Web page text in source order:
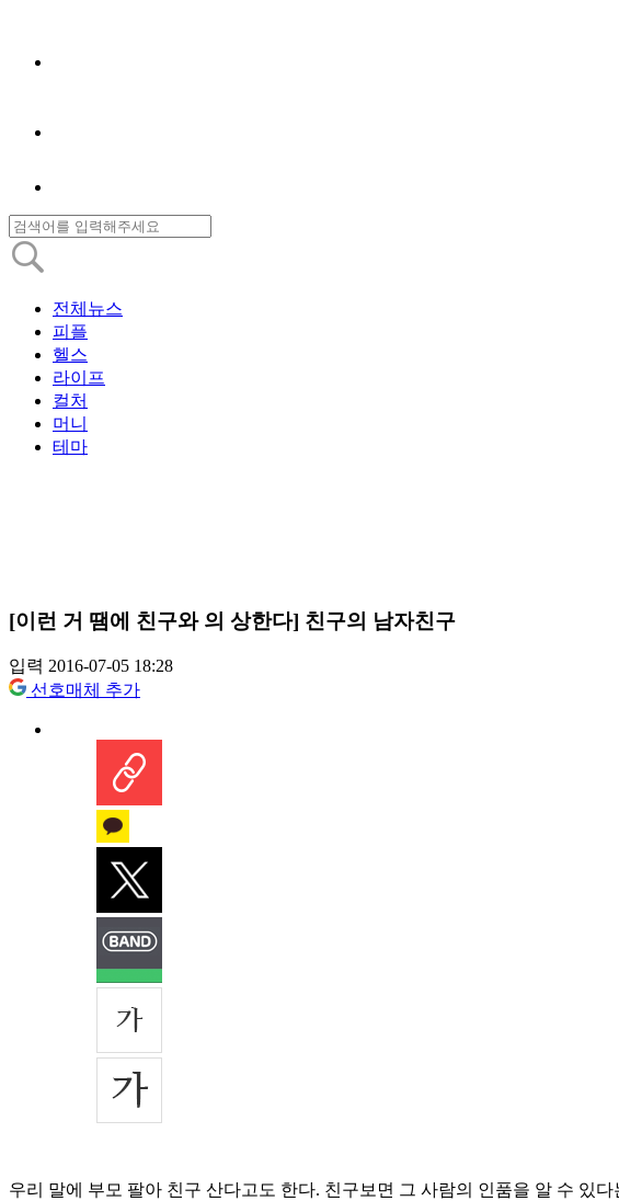
전체뉴스
피플
헬스
라이프
컬처
머니
테마
[이런 거 땜에 친구와 의 상한다] 친구의 남자친구
입력 2016-07-05 18:28
선호매체 추가
우리 말에 부모 팔아 친구 산다고도 한다. 친구보면 그 사람의 인품을 알 수 있